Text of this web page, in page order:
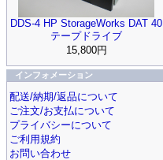
DDS-4 HP StorageWorks DAT 40
テープドライブ
15,800円
インフォメーション
配送/納期/返品について
ご注文/お支払について
プライバシーについて
ご利用規約
お問い合わせ